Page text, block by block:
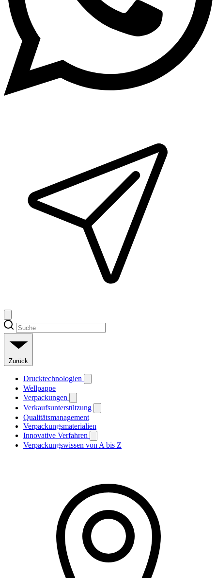
Zurück
Drucktechnologien
Wellpappe
Verpackungen
Verkaufsunterstützung
Qualitätsmanagement
Verpackungsmaterialien
Innovative Verfahren
Verpackungswissen von A bis Z